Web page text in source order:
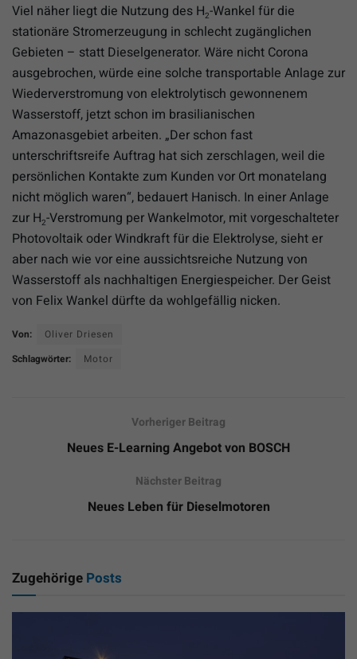
Viel näher liegt die Nutzung des H2-Wankel für die
stationäre Stromerzeugung in schlecht zugänglichen
Gebieten – statt Dieselgenerator. Wäre nicht Corona
ausgebrochen, würde eine solche transportable Anlage zur
Wiederverstromung von elektrolytisch gewonnenem
Wasserstoff, jetzt schon im brasilianischen
Amazonasgebiet arbeiten. „Der schon fast
unterschriftsreife Auftrag hat sich zerschlagen, weil die
persönlichen Kontakte zum Kunden vor Ort monatelang
nicht möglich waren“, bedauert Hanisch. In einer Anlage
zur H2-Verstromung per Wankelmotor, mit vorgeschalteter
Photovoltaik oder Windkraft für die Elektrolyse, sieht er
aber nach wie vor eine aussichtsreiche Nutzung von
Wasserstoff als nachhaltigen Energiespeicher. Der Geist
von Felix Wankel dürfte da wohlgefällig nicken.
Von:
Oliver Driesen
Schlagwörter:
Motor
Vorheriger Beitrag
Neues E-Learning Angebot von BOSCH
Nächster Beitrag
Neues Leben für Dieselmotoren
Zugehörige Posts